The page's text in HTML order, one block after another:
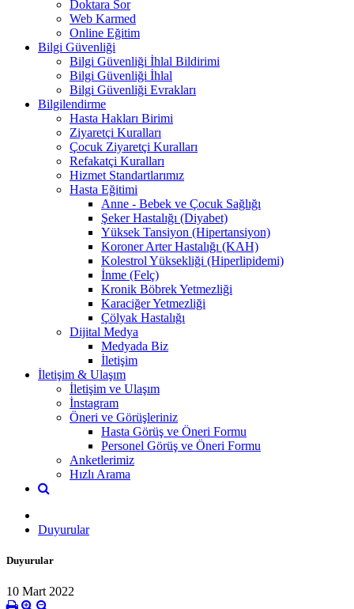
Doktara Sor
Web Karmed
Online Eğitim
Bilgi Güvenliği
Bilgi Güvenliği İhlal Bildirimi
Bilgi Güvenliği İhlal
Bilgi Güvenliği Evrakları
Bilgilendirme
Hasta Hakları Birimi
Ziyaretçi Kuralları
Çocuk Ziyaretçi Kuralları
Refakatçi Kuralları
Hizmet Standartlarımız
Hasta Eğitimi
Anne - Bebek ve Çocuk Sağlığı
Şeker Hastalığı (Diyabet)
Yüksek Tansiyon (Hipertansiyon)
Koroner Arter Hastalığı (KAH)
Kolestrol Yüksekliği (Hiperlipidemi)
İnme (Felç)
Kronik Böbrek Yetmezliği
Karaciğer Yetmezliği
Çölyak Hastalığı
Dijital Medya
Medyada Biz
İletişim
İletişim & Ulaşım
İletişim ve Ulaşım
İnstagram
Öneri ve Görüşleriniz
Hasta Görüş ve Öneri Formu
Personel Görüş ve Öneri Formu
Anketlerimiz
Hızlı Arama
Duyurular
Duyurular
10 Mart 2022